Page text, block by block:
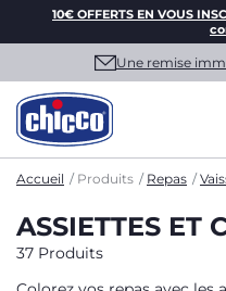
10€ OFFERTS EN VOUS
Une remise
Accueil Produits Repas
ASSIETTES ET
37 Produits